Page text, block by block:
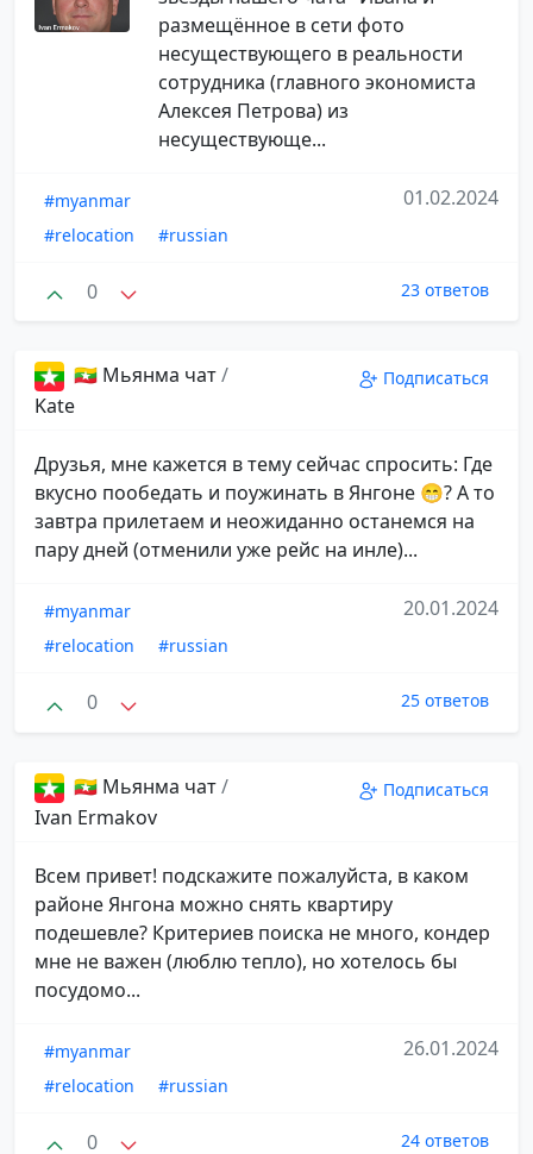
размещённое в сети фото
несуществующего в реальности
сотрудника (главного экономиста
Алексея Петрова) из
несуществующе...
#myanmar
#relocation
#russian
01.02.2024
0 23 ответов
🇲🇲 Мьянма чат/
Kate
Подписаться
Друзья, мне кажется в тему сейчас спросить: Где
вкусно пообедать и поужинать в Янгоне 😁? А то
завтра прилетаем и неожиданно останемся на
пару дней (отменили уже рейс на инле)...
#myanmar
#relocation
#russian
20.01.2024
0 25 ответов
🇲🇲 Мьянма чат/
Ivan Ermakov
Подписаться
Всем привет! подскажите пожалуйста, в каком
районе Янгона можно снять квартиру
подешевле? Критериев поиска не много, кондер
мне не важен (люблю тепло), но хотелось бы
посудомо...
#myanmar
#relocation
#russian
26.01.2024
0 24 ответов